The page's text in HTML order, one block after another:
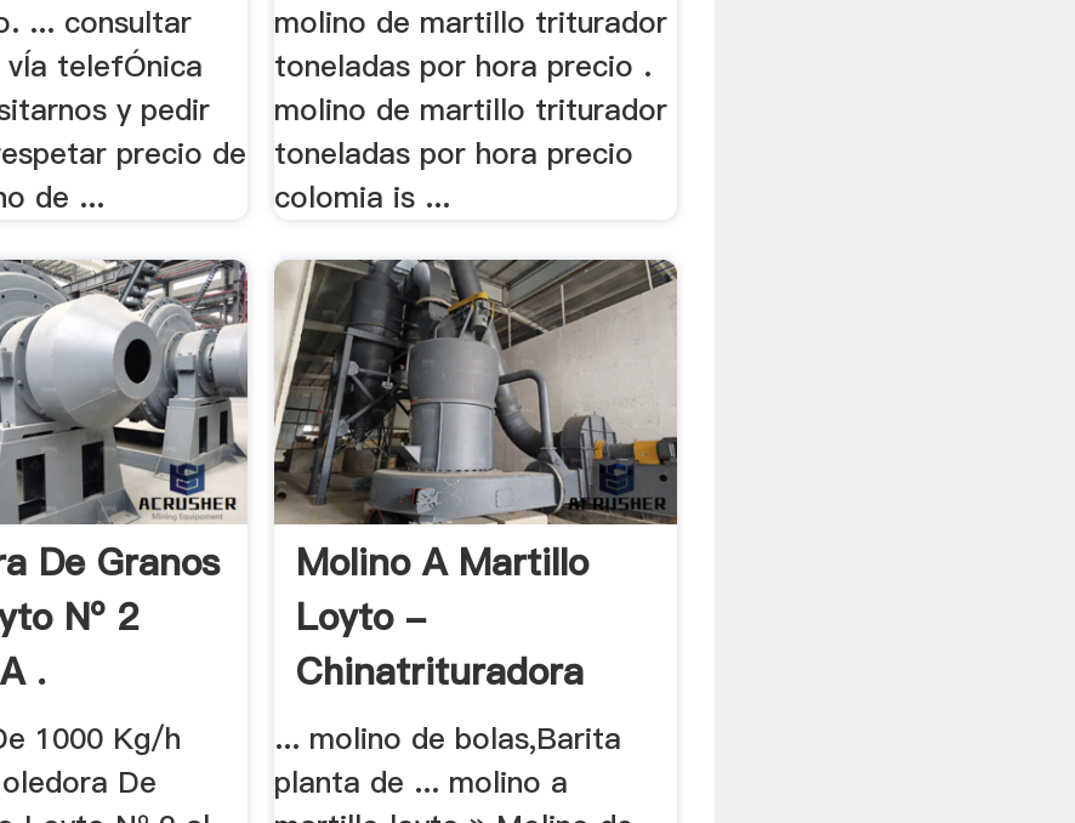
... consultar
telefÓnica
y pedir
precio de
de ...
molino de martillo triturador
toneladas por hora precio .
molino de martillo triturador
toneladas por hora precio
colomia is ...
De Granos
Nº 2
.
1000 Kg/h
De
Molino A Martillo
Loyto -
Chinatrituradora
... molino de bolas,Barita
planta de ... molino a